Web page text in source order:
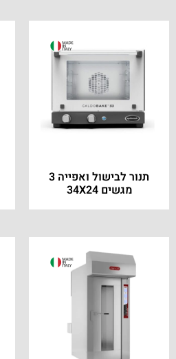
תנור לבישול ואפייה 3
מגשים 34X24